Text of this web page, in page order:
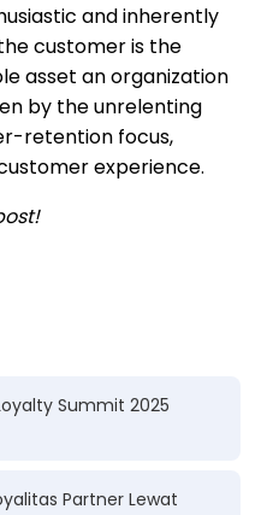
and inherently
customer is the
asset an organization
by the unrelenting
retention focus,
experience.
Summit 2025
Partner Lewat